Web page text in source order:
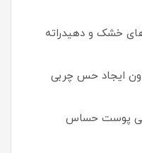
خشک و دهیدراته
ایجاد حس چربی
پوست حساس